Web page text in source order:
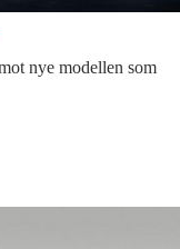
nye modellen som